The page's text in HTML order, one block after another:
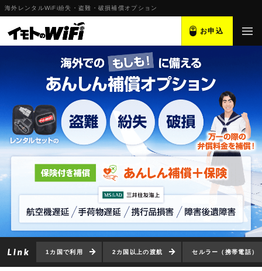
海外レンタルWiFi紛失・盗難・破損補償オプション
お申込
1カ国で利用 2カ国以上の渡航 セルラー（携帯電話）